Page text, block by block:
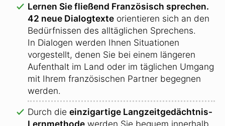
Lernen Sie fließend Französisch sprechen.
42 neue Dialogtexte orientieren sich an den
Bedürfnissen des alltäglichen Sprechens.
In Dialogen werden Ihnen Situationen
vorgestellt, denen Sie bei einem längeren
Aufenthalt im Land oder im täglichen Umgang
mit Ihrem französischen Partner begegnen
werden.
Durch die einzigartige Langzeitgedächtnis-
Lernmethode werden Sie bequem innerhalb